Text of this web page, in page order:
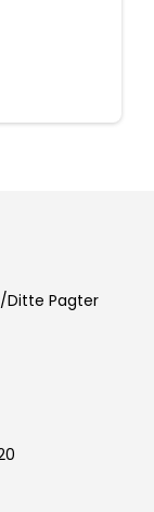
Ditte Pagter